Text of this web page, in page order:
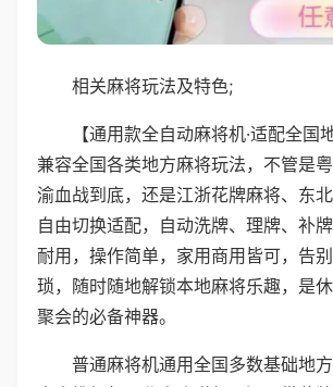
相关麻将玩法及特色;
【通用款全自动麻将机·适配全国
兼容全国各类地方麻将玩法，不管是
渝血战到底，还是江浙花牌麻将、东
自由切换适配，自动洗牌、理牌、补
耐用，操作简单，家用商用皆可，告
琐，随时随地解锁本地麻将乐趣，是
聚会的必备神器。
普通麻将机通用全国多数基础地